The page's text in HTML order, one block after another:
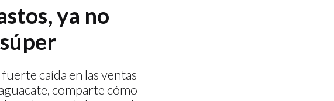
ya no
caída en las ventas
comparte cómo